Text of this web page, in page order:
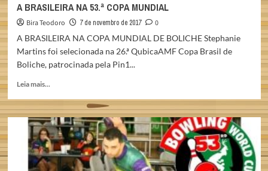
A BRASILEIRA NA 53.ª COPA MUNDIAL
Bira Teodoro 7 de novembro de 2017
0
A BRASILEIRA NA COPA MUNDIAL DE BOLICHE Stephanie
Martins foi selecionada na 26.ª QubicaAMF Copa Brasil de
Boliche, patrocinada pela Pin1...
Leia mais...
A
BRASILEIRA
NA
53.ª
COPA